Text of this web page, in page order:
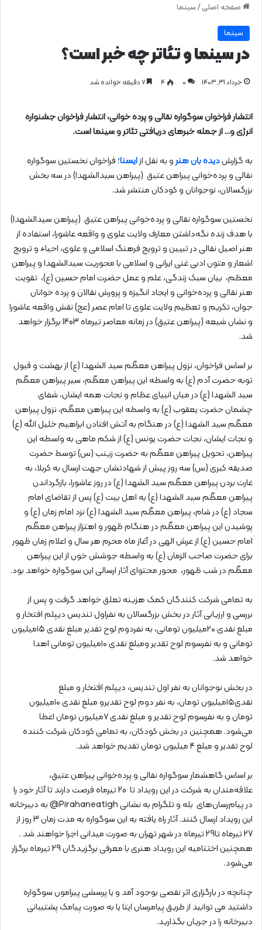
صفحه اصلی / سینما
سینما
در سینما و تئاتر چه خبر است؟
خرداد ۳۱, ۱۴۰۳ 0 ۴
انتشار فراخوان سوگواره نقالی و پرده خوانی، انتشار فراخوان جشنواره
انرژی و… از جمله خبرهای دریافتی تئاتر و سینما است.
به گزارشدیده بان هنرو به نقل ازایسنا؛ فراخوان نخستین سوگواره
نقالی و پرده‌خوانی پیراهن عتیق (پیراهن سیدالشهدا) در سه بخش
بزرگسالان، نوجوانان و کودکان منتشر شد.
نخستین سوگواره نقالی و پرده‌خوانی پیراهن عتیق (پیراهن سیدالشهدا)
با هدف زنده نگه‌داشتن معارف ولایت علوی و واقعه عاشورا، استفاده از
هنر اصیل نقالی در تبیین و ترویج فرهنگ اسلامی و علوی، احیاء و ترویج
اشعار و متون ادبی غنی ایرانی و اسلامی با محوریت سیدالشهدا و پیراهن
معظم، بیان سبک زندگی، علم و عمل حضرت امام حسین (ع)، تقویت
هنر نقالی و پرده‌خوانی و ایجاد انگیزه و پرورش نقالان و پرده خوانان
جوان، تکریم و تعظیم ولایت علوی تا امام عصر (عج) نقش واقعه عاشورا
و نشان شیعه (پیراهن عتیق) در زمانه معاصر تیرماه 1403 برگزار خواهد
شد.
بر اساس فراخوان، نزول پیراهن معظّم سید الشهدا (ع) از بهشت و قبول
توبه‌ حضرت آدم (ع) به واسطه این پیراهن معظّم، سیر پیراهن معظّم
سید الشهدا (ع) در میان انبیای عظام و نجات همه‌ ایشان، شفای
چشمان حضرت یعقوب (ع) به واسطه‌ این پیراهن معظّم، نزول پیراهن
معظّم سید الشهدا (ع) در هنگام به آتش افتادن ابراهیم خلیل الله (ع)
و نجات ایشان، نجات حضرت یونس (ع) از شکم ماهی به واسطه‌ این
پیراهن، تحویل پیراهن معظّم به حضرت زینب (س) توسط حضرت
صدیقه‌ کبری (س) سه روز پیش از شهادتشان جهت ارسال به کربلا، به
غارت بردن پیراهن معظّم سید الشهدا (ع) در روز عاشورا، بازگرداندن
پیراهن معظّم سید الشهدا (ع) به اهل بیت (ع) پس از تقاضای امام
سجاد (ع) در شام، پیراهن معظّم سید الشهدا (ع) نزد امام زمان (ع) و
پوشیدن این پیراهن معظّم در هنگام ظهور و اهتزاز پیراهن معظّم
امام حسین (ع) از عرش الهی در آغاز ماه محرم هر سال و اعلام زمان ظهور
برای حضرت صاحب الزمان (ع) به واسطه‌ جوشش خون از این پیراهن
معظّم در شب ظهور، محور محتوای آثار ارسالی این سوگواره خواهد بود.
به تمامی شرکت کنندگان کمک هزینه تعلق خواهد گرفت و پس از
بررسی و ارزیابی آثار در بخش بزرگسالان به نفراول تندیس دیپلم افتخار و
مبلغ نقدی ۲۰میلیون تومانی، به نفردوم لوح تقدیر ‌مبلغ نقدی ۱۵میلیون
تومانی و به نفرسوم لوح تقدیر ومبلغ نقدی ۱۰میلیون تومانی اهدا
خواهد شد.
در بخش نوجوانان به نفر اول تندیس، دیپلم افتخار و مبلغ
نقدی۱۵میلیون تومان، به نفر دوم لوح تقدیرو مبلغ نقدی ۱۰میلیون
تومان و به نفرسوم لوح تقدیر و مبلغ نقدی ۷میلیون تومان اعطا
می‌شود. همچنین در بخش کودکان، به تمامی کودکان شرکت کننده
لوح تقدیر و مبلغ 4 میلیون تومان تقدیم خواهد شد.
بر اساس گاهشمار سوگواره نقالی و پرده‌خوانی پیراهن عتیق،
علاقه‌مندان به شرکت در این رویداد تا 20 تیرماه فرصت دارند تا آثار خود را
در پیام‌رسان‌های بله و تلگرام به نشانی Pirahaneatigh@ به دبیرخانه
این رویداد ارسال کنند. آثار راه یافته به این سوگواره به مدت زمان 3 روز از
27 تیرماه تا29 تیرماه در شهر تهران به صورت میدانی اجرا خواهند شد .
همچنین اختتامیه این رویداد هنری با معرفی برگزیدگان 29 تیرماه برگزار
می‌شود.
چنانچه در بارگزاری اثر نقصی بوجود آمد و یا پرسشی پیرامون سوگواره
داشتید می توانید از طریق پیامرسان ایتا یا به صورت پیامک پشتیبانی
دبیرخانه را در جریان بگذارید.